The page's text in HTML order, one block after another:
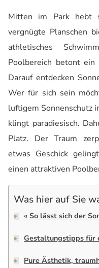
Mitten im Park hebt
vergnügte Planschen
athletisches
Poolbereich betont
Darauf entdecken
Wer für sich sein
luftigem Sonnenschutz
klingt paradiesisch.
Platz. Der Traum
etwas Geschick
einen attraktiven
Was hier auf Sie
« So lässt sich der
Gestaltungstipps für
Pure Ästhetik,